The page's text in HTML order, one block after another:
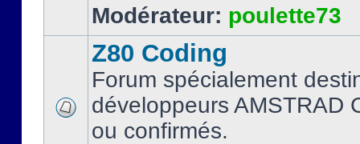
Modérateur: poulette73
Z80 Coding
Forum spécialement
développeurs AMSTRAD
ou confirmés.